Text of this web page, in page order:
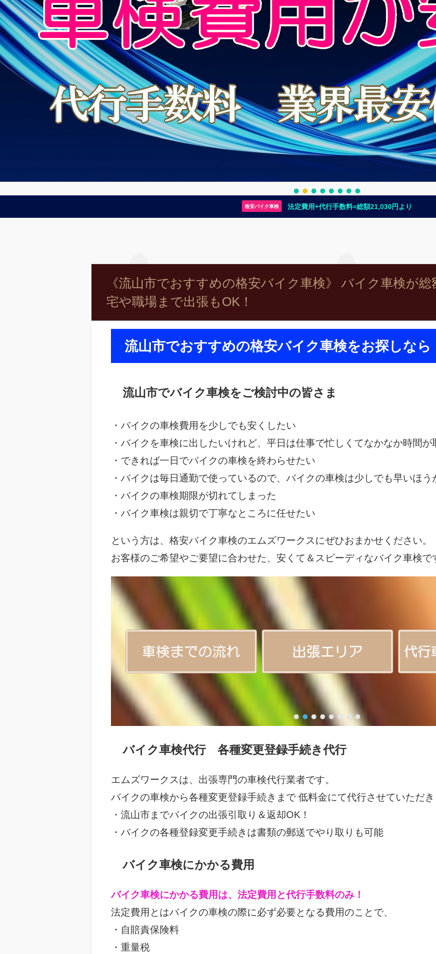
格安バイク車検 法定費用+代行手数料=総額21,030円より
《流山市でおすすめの格安バイク車検》 バイク車検が総
宅や職場まで出張もOK！
流山市でおすすめの格安バイク車検をお探しなら
流山市でバイク車検をご検討中の皆さま
・バイクの車検費用を少しでも安くしたい
・バイクを車検に出したいけれど、平日は仕事で忙しくてなかなか時間が
・できれば一日でバイクの車検を終わらせたい
・バイクは毎日通勤で使っているので、バイクの車検は少しでも早いほう
・バイクの車検期限が切れてしまった
・バイク車検は親切で丁寧なところに任せたい
という方は、格安バイク車検のエムズワークスにぜひおまかせください。
お客様のご希望やご要望に合わせた、安くて＆スピーディなバイク車検で
バイク車検代行 各種変更登録手続き代行
エムズワークスは、出張専門の車検代行業者です。
バイクの車検から各種変更登録手続きまで 低料金にて代行させていただ
・流山市までバイクの出張引取り＆返却OK！
・バイクの各種登録変更手続きは書類の郵送でやり取りも可能
バイク車検にかかる費用
バイク車検にかかる費用は、法定費用と代行手数料のみ！
法定費用とはバイクの車検の際に必ず必要となる費用のことで、
・自賠責保険料
・重量税